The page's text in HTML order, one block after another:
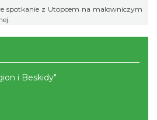
spotkanie z Utopcem na malowniczym
i Beskidy"